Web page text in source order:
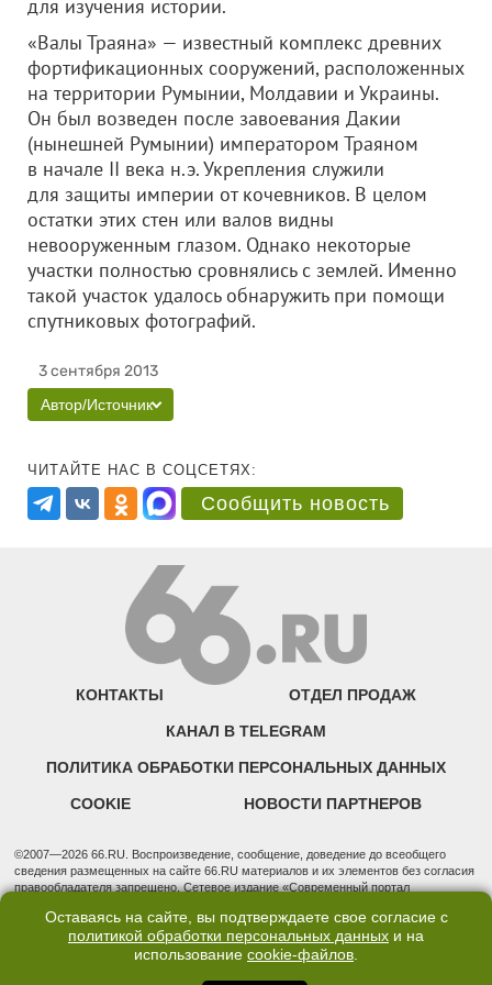
для изучения истории.
«Валы Траяна» — известный комплекс древних
фортификационных сооружений, расположенных
на территории Румынии, Молдавии и Украины.
Он был возведен после завоевания Дакии
(нынешней Румынии) императором Траяном
в начале II века н.э. Укрепления служили
для защиты империи от кочевников. В целом
остатки этих стен или валов видны
невооруженным глазом. Однако некоторые
участки полностью сровнялись с землей. Именно
такой участок удалось обнаружить при помощи
спутниковых фотографий.
3 сентября 2013
Автор/Источник
ЧИТАЙТЕ НАС В СОЦСЕТЯХ:
Сообщить новость
КОНТАКТЫ ОТДЕЛ ПРОДАЖ
КАНАЛ В TELEGRAM
ПОЛИТИКА ОБРАБОТКИ ПЕРСОНАЛЬНЫХ ДАННЫХ
COOKIE НОВОСТИ ПАРТНЕРОВ
©2007—2026 66.RU. Воспроизведение, сообщение, доведение до всеобщего
сведения размещенных на сайте 66.RU материалов и их элементов без согласия
правообладателя запрещено. Сетевое издание «Современный портал
надзору в сфере связи, информационных технологий и массовых коммуникаций
(Роскомнадзор). Регистрационный номер ЭЛ № ФС 77 - 76634 от 02.09.2019
Учредитель: Общество с ограниченной ответственностью "66.ру". Юридический
Оставаясь на сайте, вы подтверждаете свое согласие с
политикой обработки персональных данных и на
использование cookie-файлов.